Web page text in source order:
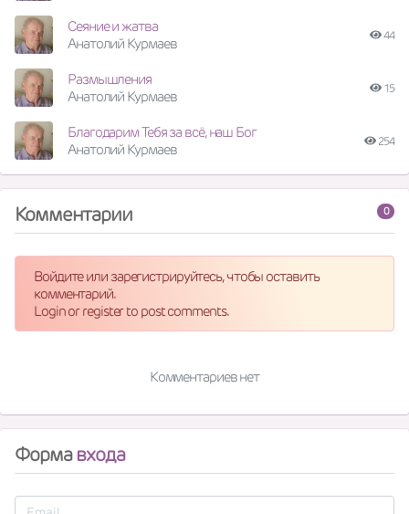
Сеяние и жатва
Анатолий Курмаев
44
Размышления
Анатолий Курмаев
15
Благодарим Тебя за всё, наш Бог
Анатолий Курмаев
254
0
Комментарии
Войдите или зарегистрируйтесь, чтобы оставить
комментарий.
Login or register to post comments.
Комментариев нет
Формавхода